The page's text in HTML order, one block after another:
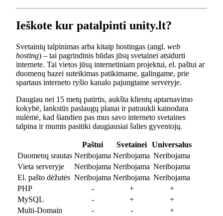
Ieškote kur patalpinti unity.lt?
Svetainių talpinimas arba kitaip hostingas (angl. web
hosting) – tai pagrindinis būdas jūsų svetainei atsidurti
internete. Tai vietos jūsų internetiniam projektui, el. paštui ar
duomenų bazei suteikimas patikimame, galingame, prie
spartaus interneto ryšio kanalo pajungtame serveryje.
Daugiau nei 15 metų patirtis, aukšta klientų aptarnavimo
kokybė, lankstūs paslaugų planai ir patraukli kainodara
nulėmė, kad šiandien pas mus savo interneto svetaines
talpina ir mumis pasitiki daugiausiai šalies gyventojų.
Paštui Svetainei
Universalus
Duomenų srautas Neribojama Neribojama Neribojama
Vieta serveryje
Neribojama Neribojama Neribojama
El. pašto dėžutės Neribojama Neribojama Neribojama
PHP
- +
+
MySQL
- +
+
Multi-Domain
- -
+